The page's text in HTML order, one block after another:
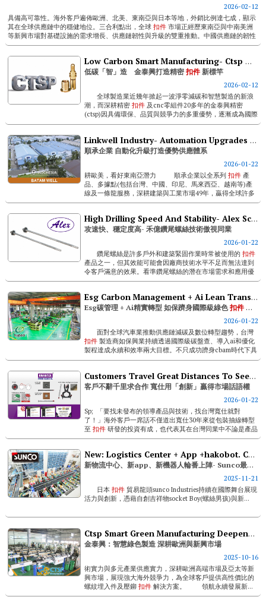
2026-02-12
具備高可靠性。海外客戶遍佈歐洲、北美、東南亞與日本等地，外銷比例達七成，顯示
其在全球供應鏈中的穩健地位。三合利點出，全球 扣件市場正經歷東南亞與中南美洲
等新興市場對基礎設施的需求增長、供應鏈韌性與升級的雙重推動。中國供應鏈的韌性
與技術升級也使得中...
Low Carbon Smart Manufacturing- Ctsp Manufactory Sets New Benchmark For Precision Fasteners
低碳「智」造 金泰興打造精密扣件新標竿
2026-02-12
全球製造業近幾年掀起一波淨零減碳和智慧製造的新浪
潮，而深耕精密 扣件 及cnc零組件20多年的金泰興精密
(ctsp)因具備環保、品質與競爭力的多重優勢，逐漸成為國際
產業鏈配合的關鍵夥伴。令人...
Linkwell Industry- Automation Upgrades For An Advantageous Supply System
順承企業 自動化升級打造優勢供應體系
2026-01-22
耕歐美，看好東南亞潛力 順承企業以全系列 扣件 產
品、多據點(包括台灣、中國、印尼、馬來西亞、越南等)產
線及一條龍服務，深耕建築與工業市場49年，贏得全球許多
客戶的高度...
High Drilling Speed And Stability- Alex Screw’s Self-drilling Screw Technology Stands Out From Peers
攻速快、穩定度高- 禾億鑽尾螺絲技術傲視同業
2026-01-22
鑽尾螺絲是許多戶外和建築緊固作業時常被使用的 扣件
產品之一，但其效能可能會因廠商技術水平不足而無法達到
令客戶滿意的效果。看準鑽尾螺絲的潛在市場需求和應用優
勢，擁有豐富螺絲...
Esg Carbon Management + Ai Lean Transformation: Hu Pao Turns Into A World-class Green Fastener Manufacturer
Esg碳管理 + Ai精實轉型 如保躋身國際級綠色扣件廠商
2026-01-22
面對全球汽車業推動供應鏈減碳及數位轉型趨勢，台灣
扣件製造商如保興業持續透過國際級碳盤查、導入ai和優化
製程達成永續和效率兩大目標。不只成功躋身cbam時代下具
備即時戰力的綠...
Customers Travel Great Distances To Seek Cooperation. Kwantex Wins Market Dominance Through Innovation
客戶不辭千里求合作 寬仕用「創新」贏得市場話語權
2026-01-22
Sp; 「要找未發布的領導產品與技術，找台灣寬仕就對
了！」海外客戶一席話不僅道出寬仕30年來從包裝抽線轉型
至 扣件研發的投資有成，也代表其在台灣同業中不論是產品
開發或技術創新及品牌位階早已是不同水平的存在。 ...
New: Logistics Center + App +hakobot. Cutting-edge Hi-tech Sunco Industries!
新物流中心、新app、新機器人輪番上陣- Sunco最先端科技！
2025-11-21
日本 扣件 貿易龍頭sunco Industries持續在國際舞台展現
活力與創新，憑藉自創吉祥物socket Boy(螺絲男孩)與新...
Ctsp Smart Green Manufacturing Deepens Roots In Europe & Emerging Markets
金泰興：智慧綠色製造 深耕歐洲與新興市場
2025-10-16
術實力與多元產業供應實力，深耕歐洲高端市場及亞太等新
興市場，展現強大海外競爭力，為全球客戶提供高性價比的
螺紋埋入件及壓鉚 扣件解決方案。 領航永續發展新...